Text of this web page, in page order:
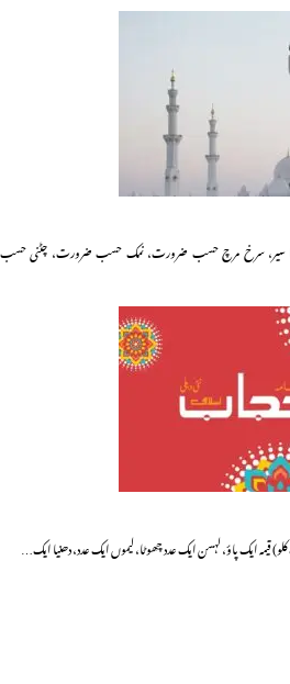
سیر، سرخ مرچ حسب ضرورت، نمک حسب ضرورت، چٹنی حسب
قیمہ ایک پاؤ، لہسن ایک عدد چھوٹا، لیموں ایک عدد، دھنیا ایک…